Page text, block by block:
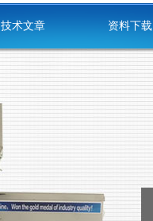
技术文章 资料下载